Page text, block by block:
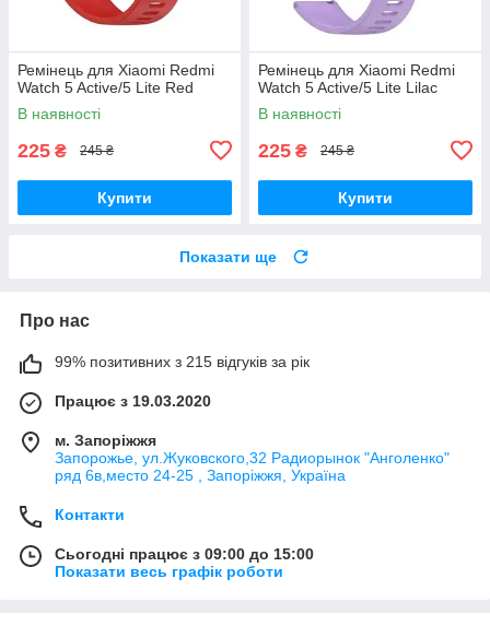
Ремінець для Xiaomi Redmi
Watch 5 Active/5 Lite Red
В наявності
225 ₴ 245 ₴
Купити
Ремінець для Xiaomi Redmi
Watch 5 Active/5 Lite Lilac
В наявності
225 ₴ 245 ₴
Купити
Показати ще
Про нас
99% позитивних з 215 відгуків за рік
Працює з 19.03.2020
м. Запоріжжя
Запорожье, ул.Жуковского,32 Радиорынок "Анголенко"
ряд 6в,место 24-25 , Запоріжжя, Україна
Контакти
Сьогодні працює з 09:00 до 15:00
Показати весь графік роботи